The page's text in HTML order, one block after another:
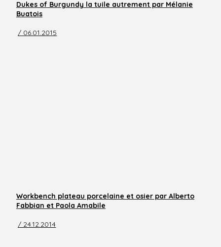
Dukes of Burgundy la tuile autrement par Mélanie
Buatois
/ 06.01.2015
Workbench plateau porcelaine et osier par Alberto
Fabbian et Paola Amabile
/ 24.12.2014